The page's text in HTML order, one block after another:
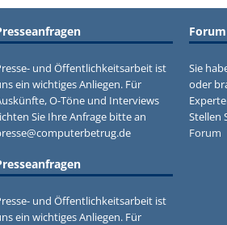
und Öffentlichkeitsarbeit ist
ein wichtiges Anliegen. Für
O-Töne und Interviews
Sie Ihre Anfrage bitte an
und Öffentlichkeitsarbeit ist
ein wichtiges Anliegen. Für
Forum
Sie
oder
Stellen
Forum